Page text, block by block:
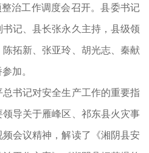
治工作调度会召开。县委书记
记、县长张永久主持，县级领
拓新、张亚玲、胡光志、秦献
加。
书记对安全生产工作的重要指
导关于雁峰区、祁东县火灾事
会议精神，解读了《湘阴县安